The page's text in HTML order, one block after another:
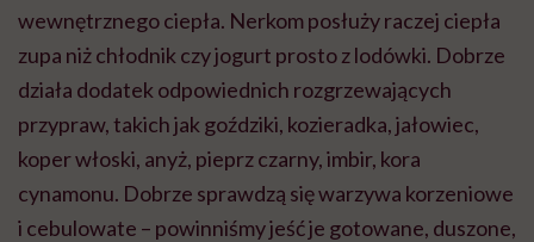
wewnętrznego ciepła. Nerkom posłuży raczej ciepła
zupa niż chłodnik czy jogurt prosto z lodówki. Dobrze
działa dodatek odpowiednich rozgrzewających
przypraw, takich jak goździki, kozieradka, jałowiec,
koper włoski, anyż, pieprz czarny, imbir, kora
cynamonu. Dobrze sprawdzą się warzywa korzeniowe
i cebulowate – powinniśmy jeść je gotowane, duszone,